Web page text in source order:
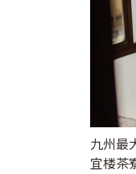
九州最
宜楼茶